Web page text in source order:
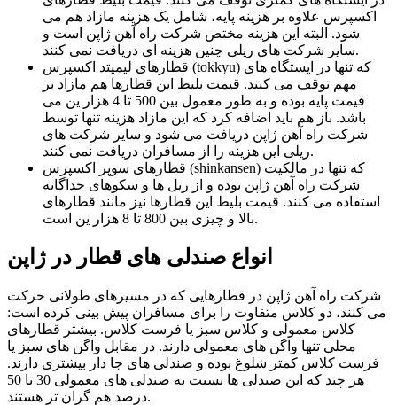
اکسپرس علاوه بر هزینه پایه، شامل یک هزینه مازاد هم می
شود. البته این هزینه مختص شرکت راه آهن ژاپن است و
سایر شرکت های ریلی چنین هزینه ای دریافت نمی کنند.
قطارهای لیمیتد اکسپرس (tokkyu) که تنها در ایستگاه های
مهم توقف می کنند. قیمت بلیط این قطارها هم مازاد بر
قیمت پایه بوده و به طور معمول بین 500 تا 4 هزار ین می
باشد. باز هم باید اضافه کرد که این مازاد هزینه تنها توسط
شرکت راه آهن ژاپن دریافت می شود و سایر شرکت های
ریلی این هزینه را از مسافران دریافت نمی کنند.
قطارهای سوپر اکسپرس (shinkansen) که تنها در مالکیت
شرکت راه آهن ژاپن بوده و از ریل ها و سکوهای جداگانه
استفاده می کنند. قیمت بلیط این قطارها نیز مانند قطارهای
بالا و چیزی بین 800 تا 8 هزار ین است.
انواع صندلی های قطار در ژاپن
شرکت راه آهن ژاپن در قطارهایی که در مسیرهای طولانی حرکت
می کنند، دو کلاس متفاوت را برای مسافران پیش بینی کرده است:
کلاس معمولی و کلاس سبز یا فرست کلاس. بیشتر قطارهای
محلی تنها واگن های معمولی دارند. در مقابل واگن های سبز یا
فرست کلاس کمتر شلوغ بوده و صندلی های جا دار بیشتری دارند.
هر چند که این صندلی ها نسبت به صندلی های معمولی 30 تا 50
درصد هم گران تر هستند.